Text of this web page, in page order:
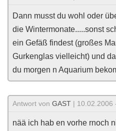
Dann musst du wohl oder
die Wintermonate.....sonst
ein Gefäß findest (großes
Gurkenglas vielleicht) und
du morgen n Aquarium
Antwort von GAST | 10.02.2006
nää ich hab en vorhe rnoch